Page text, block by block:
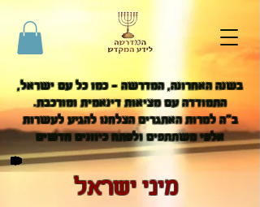
בשנה האחרונה, המדרשה - כמו כל עם ישראל,
התמודדה עם מציאות דינאמית ומורכבת.
ב"ה למרות האתגרים הצלחנו להגיע לעשרות
אלפי משתתפים ולפתח כיוונים חדשים
מיני ישראל